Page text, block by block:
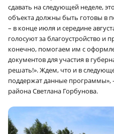
сдавать на следующей неделе,
объекта должны быть готовы в
– в конце июля и середине
голосуют за благоустройство и
конечно, помогаем им с
документов для участия в
решать!». Ждем, что и в
поддержат данные программы»,
района Светлана Горбунова.